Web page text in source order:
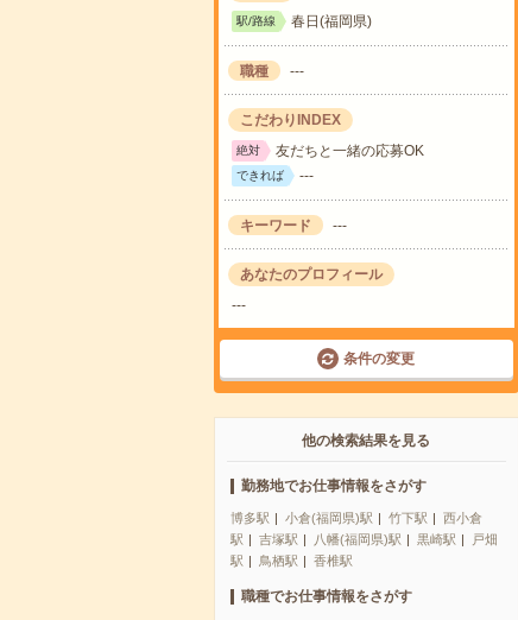
駅/路線 春日(福岡県)
職種 ---
こだわりINDEX
絶対 友だちと一緒の応募OK
できれば ---
キーワード ---
あなたのプロフィール
---
条件の変更
他の検索結果を見る
勤務地でお仕事情報をさがす
博多駅 小倉(福岡県)駅 竹下駅
西小倉
駅
吉塚駅 八幡(福岡県)駅 黒崎駅
戸畑
駅
鳥栖駅 香椎駅
職種でお仕事情報をさがす